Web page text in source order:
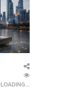
LOADING...